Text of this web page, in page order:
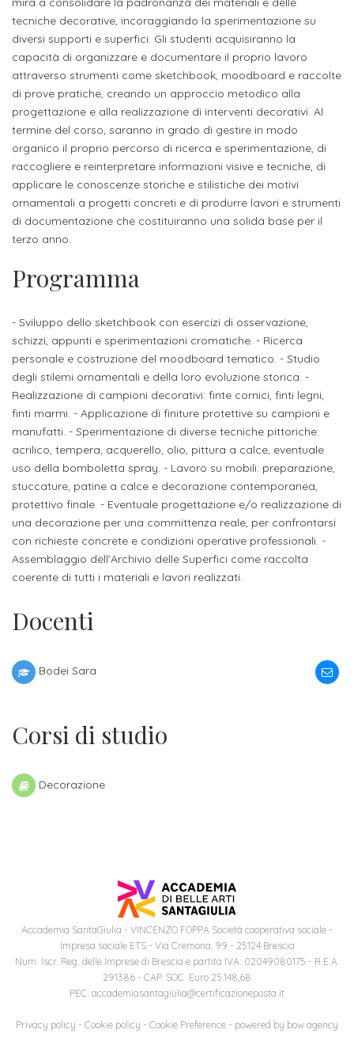
Servizi
allo
studente
Internazionalizzazione
Aziende
e stage
News
Orientamento
Contatti
Didattico
Autorizzazioni
Ministeriali
Nucleo
di
Valutazione
ECTS
Manualistica
Organigramma
Laboratori
e
sede
MISSIONE
Progetti
Terza
Missione
CAPITALE
ITALIANA
DELLA
CULTURA
BGBS2023
RETE
DI
Istituzioni
Amministrazioni
Accademia
SantaGiulia
DIPARTIMENTI
Dipartimento
di
Arti
Visive
Dipartimento
Comunicazione
Didattica
dell'arte
Dipartimento
di
Progettazione
Arti
Applicate
DOTTORATI
DI
RICERCA
Visive
e
Umanesimo
ALTRI
FORMAZIONE
Materie
Progetti
ERASMUS+
Reclutamento
Concorsi
Progetti
Terza
Missione
OPPORTUNITÀ
INTERNAZIONALI
ERASMUS+
SERVIZI
ALLO
Inclusione
Carriera
Iscrizione
a
corsi
singoli
Laboratori
e
sede
di
Biblioteca
Consulta
Apprendistato
Stage
di
Stage
Apprendistato
per
le
Aziende
Login
aziende
PER
GLI
Stage
attivabili
Opportunità
di
lavoro
Aziende
convenzionate
TO-
ONE
Iscrizione
a
corsi
singoli
Gli
step
per
un
studente
Iscriviti
alla
Newsletter
OPPORTUNITÀ
FSL
e
attività
per
gli
Istituti
Superiori
INCONTRIAMOCI
IN
Fiere
e
saloni
Iscriviti
alla
Newsletter
IN
ACCADEMIA
Come
Iscriversi
Gli
per
un
nostro
studente
genitore
di
uno
studente
studente
iscritto
docente
referente
tecniche decorative, incoraggiando la sperimentazione su
diversi supporti e superfici. Gli studenti acquisiranno la
capacità di organizzare e documentare il proprio lavoro
attraverso strumenti come sketchbook, moodboard e raccolte
di prove pratiche, creando un approccio metodico alla
progettazione e alla realizzazione di interventi decorativi. Al
termine del corso, saranno in grado di gestire in modo
organico il proprio percorso di ricerca e sperimentazione, di
raccogliere e reinterpretare informazioni visive e tecniche, di
applicare le conoscenze storiche e stilistiche dei motivi
ornamentali a progetti concreti e di produrre lavori e strumenti
di documentazione che costituiranno una solida base per il
terzo anno.
Programma
- Sviluppo dello sketchbook con esercizi di osservazione,
schizzi, appunti e sperimentazioni cromatiche. - Ricerca
personale e costruzione del moodboard tematico. - Studio
degli stilemi ornamentali e della loro evoluzione storica. -
Realizzazione di campioni decorativi: finte cornici, finti legni,
finti marmi. - Applicazione di finiture protettive su campioni e
manufatti. - Sperimentazione di diverse tecniche pittoriche:
acrilico, tempera, acquerello, olio, pittura a calce, eventuale
uso della bomboletta spray. - Lavoro su mobili: preparazione,
stuccature, patine a calce e decorazione contemporanea,
protettivo finale. - Eventuale progettazione e/o realizzazione di
una decorazione per una committenza reale, per confrontarsi
con richieste concrete e condizioni operative professionali. -
Assemblaggio dell’Archivio delle Superfici come raccolta
coerente di tutti i materiali e lavori realizzati.
Docenti
Bodei Sara
Corsi di studio
Decorazione
Accademia SantaGiulia - VINCENZO FOPPA Società cooperativa sociale -
Impresa sociale ETS - Via Cremona, 99 - 25124 Brescia
Num. Iscr. Reg. delle Imprese di Brescia e partita IVA: 02049080175 - R.E.A.
291386 - CAP. SOC. Euro 25.148,68
PEC: accademiasantagiulia@certificazioneposta.it
Privacy policy - Cookie policy - Cookie Preference - powered by bow agency